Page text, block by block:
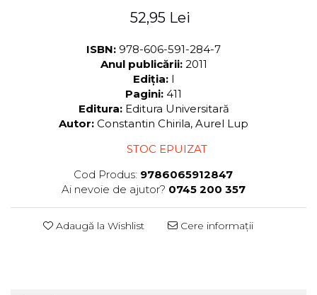
52,95 Lei
ISBN: 978-606-591-284-7
Anul publicării: 2011
Ediția: I
Pagini: 411
Editura: Editura Universitară
Autor: Constantin Chirila, Aurel Lup
STOC EPUIZAT
Cod Produs: 9786065912847
Ai nevoie de ajutor? 0745 200 357
Adaugă la Wishlist Cere informații